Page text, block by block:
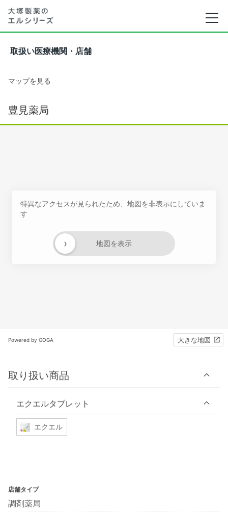
取扱い医療機関・店舗
マップを見る
豊見薬局
特異なアクセスが見られたため、地図を非表示にしていま
す
地図を表示
›
Powered by GOGA 大きな地図
取り扱い商品
エクエルタブレット
エクエル
店舗タイプ
調剤薬局